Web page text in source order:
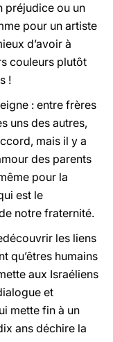
préjudice ou un
pour un artiste
d’avoir à
couleurs plutôt
!
: entre frères
uns des autres,
mais il y a
des parents
pour la
est le
de notre fraternité.
les liens
qu’êtres humains
aux Israéliens
et
mette fin à un
ans déchire la